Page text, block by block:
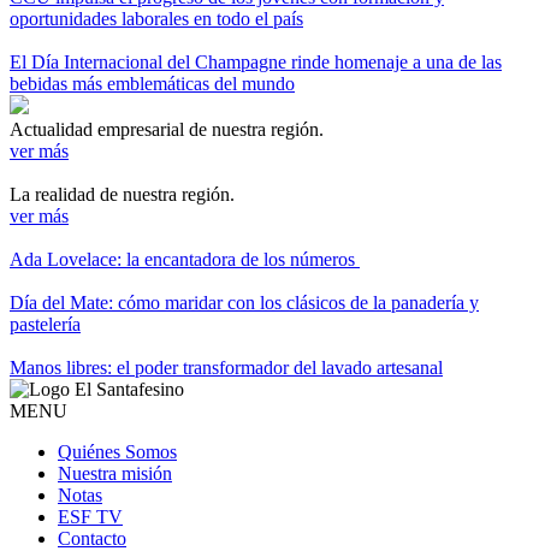
oportunidades laborales en todo el país
El Día Internacional del Champagne rinde homenaje a una de las
bebidas más emblemáticas del mundo
Actualidad empresarial de nuestra región.
ver más
La realidad de nuestra región.
ver más
Ada Lovelace: la encantadora de los números
Día del Mate: cómo maridar con los clásicos de la panadería y
pastelería
Manos libres: el poder transformador del lavado artesanal
MENU
Quiénes Somos
Nuestra misión
Notas
ESF TV
Contacto